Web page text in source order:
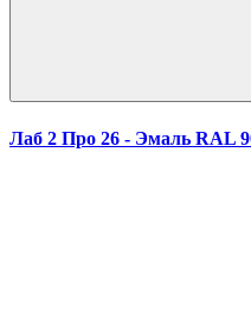
Лаб 2 Про 26 - Эмаль RAL